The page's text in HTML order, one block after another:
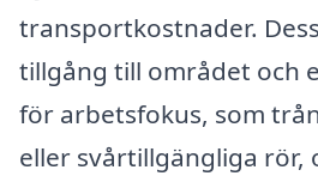
transportkostnader.
tillgång till området och
för arbetsfokus, som
eller svårtillgängliga rör,